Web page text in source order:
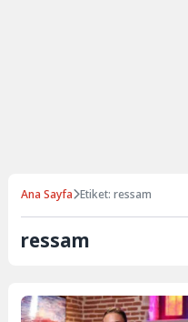
Ana Sayfa Etiket: ressam
ressam